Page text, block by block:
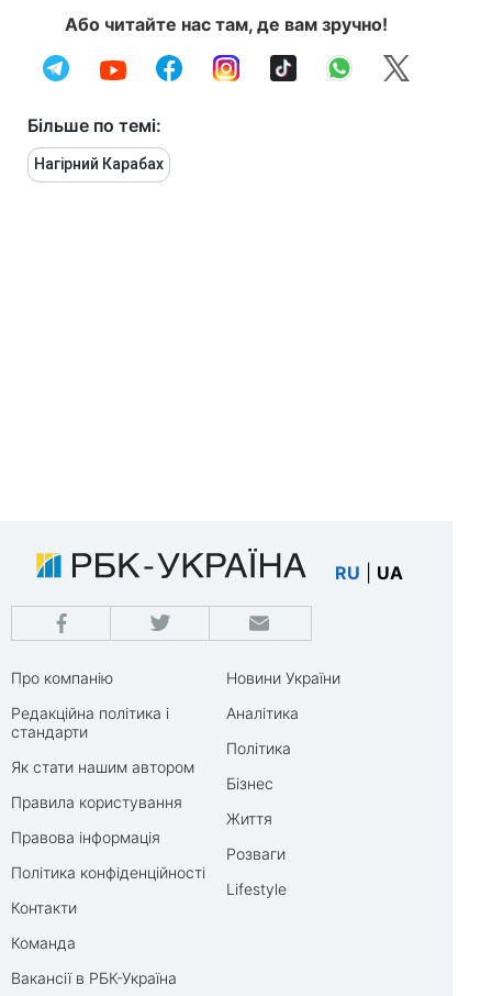
Або читайте нас там, де вам зручно!
Більше по темі:
Нагірний Карабах
RU UA
Про компанію
Редакційна політика і
стандарти
Як стати нашим автором
Правила користування
Правова інформація
Політика конфіденційності
Контакти
Команда
Вакансії в РБК-Україна
Новини України
Аналітика
Політика
Бізнес
Життя
Розваги
Lifestyle